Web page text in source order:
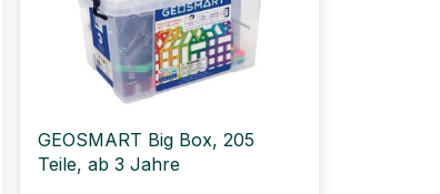
GEOSMART Big Box, 205
Teile, ab 3 Jahre